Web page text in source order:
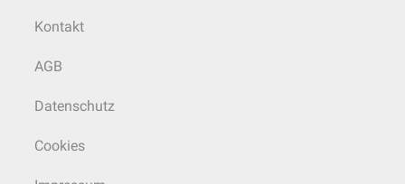
Kontakt
AGB
Datenschutz
Cookies